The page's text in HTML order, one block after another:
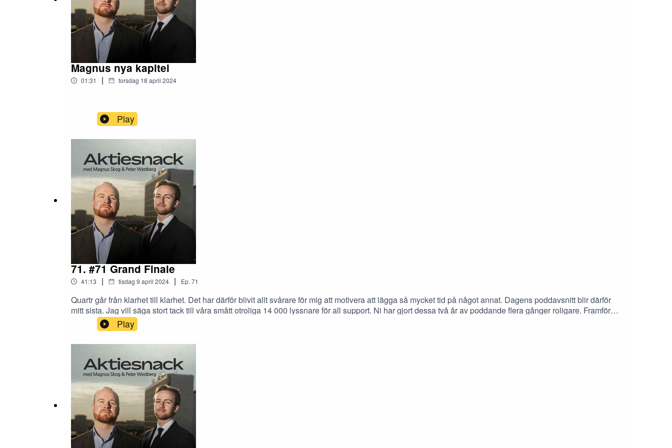
Magnus nya kapitel
01:31 | torsdag 18 april 2024
Play
71. #71 Grand Finale
41:13 | tisdag 9 april 2024 | Ep. 71
Quartr går från klarhet till klarhet. Det har därför blivit allt svårare för mig att motivera att lägga så mycket tid på något annat. Dagens poddavsnitt blir därför
mitt sista. Jag vill säga stort tack till våra smått otroliga 14 000 lyssnare för all support. Ni har gjort dessa två år av poddande flera gånger roligare. Framför
allt vill jag tacka Magnus som utöver att ha varit en fantastisk kollega har blivit en god vän.//Peter--Magnus fortsätter eventuellt podda med någon annan.
Vem den nya värden är får ni isåfall veta om två veckor. Stay tuned!Bolag som nämns: Smart Eye, Nelly Group, Cheffelo och MT Højgaard.Stort tack till vår
huvudsponsor Avanza!
Play